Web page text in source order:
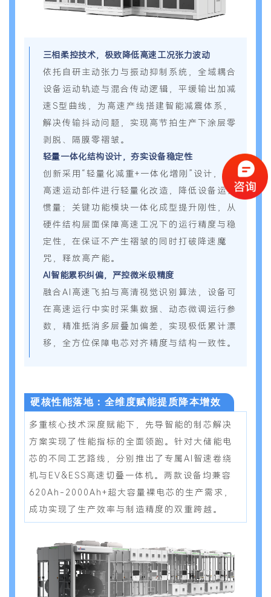
三相柔控技术，极致降低高速工况张力波动
依托自研主动张力与振动抑制系统，全域耦合
设备运动轨迹与混合传动逻辑，平缓输出加减
速S型曲线，为高速产线搭建智能减震体系，
解决传输抖动问题，实现高节拍生产下涂层零
剥脱、隔膜零褶皱。
轻量一体化结构设计，夯实设备稳定性
创新采用“轻量化减重+一体化增刚”设计，对
高速运动部件进行轻量化改造，降低设备运行
惯量；关键功能模块一体化成型提升刚性，从
硬件结构层面保障高速工况下的运行精度与稳
定性，在保证不产生褶皱的同时打破降速魔
咒，释放高产能。
AI智能累积纠偏，严控微米级精度
融合AI高速飞拍与高清视觉识别算法，设备可
在高速运行中实时采集数据、动态微调运行参
数，精准抵消多层叠加偏差，实现极低累计漂
移，全方位保障电芯对齐精度与结构一致性。
硬核性能落地：全维度赋能提质降本增效
多 重核心技术深度赋能下，先导智能的制芯解决
方案实现了性能指标的全面领跑。针对大储能电
芯的不同工艺路线，分别推出了专属AI智速卷绕
机与EV&ESS高速切叠一体机。两款设备均兼容
620Ah-2000Ah+超大容量裸电芯的生产需求，
成功实现了生产效率与制造精度的双重跨越。